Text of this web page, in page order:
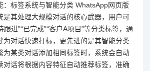
：标签系统与智能分类 WhatsApp网页版
是其处理大规模对话的核心武器，用户可
跟进”“已完成”“客户A项目”等分类标签，通
为对话快速打标，更先进的是其智能分类
某类对话添加相同标签时，系统会自动
对话将根据内容特征自动推荐标签，准确